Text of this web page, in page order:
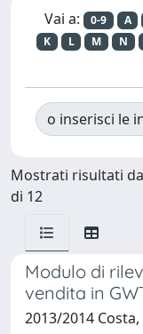
Vai a: 0-9 A
K
L M N
o inserisci le
Mostrati risultati
di 12
Modulo di
vendita in
2013/2014